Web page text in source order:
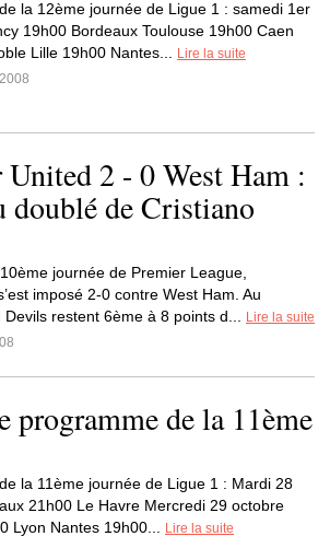
la 12ème journée de Ligue 1 : samedi 1er
19h00 Bordeaux Toulouse 19h00 Caen
Lille 19h00 Nantes...
Lire la suite
United 2 - 0 West Ham :
doublé de Cristiano
journée de Premier League,
imposé 2-0 contre West Ham. Au
restent 6ème à 8 points d...
Lire la suite
programme de la 11ème
la 11ème journée de Ligue 1 : Mardi 28
21h00 Le Havre Mercredi 29 octobre
Lyon Nantes 19h00...
Lire la suite